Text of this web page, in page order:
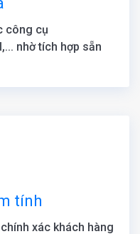
công cụ
nhờ tích hợp sẵn
tính
xác khách hàng